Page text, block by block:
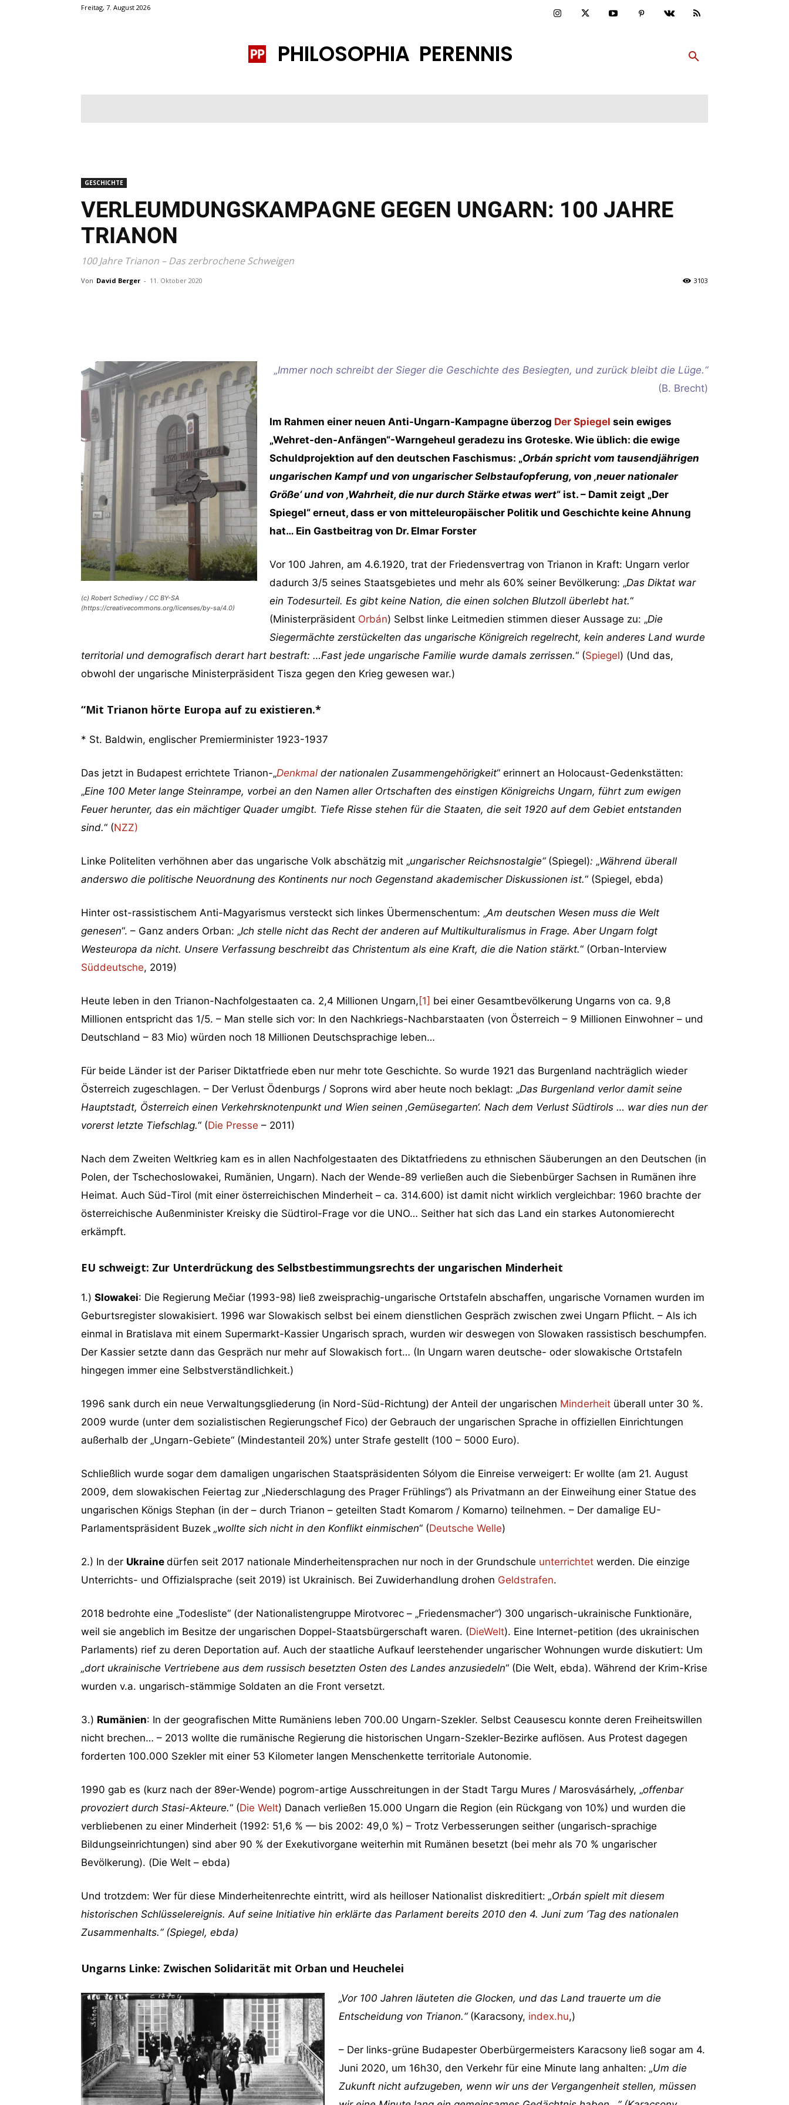
Freitag, 7. August 2026
PHILOSOPHIA PERENNIS
GESCHICHTE
VERLEUMDUNGSKAMPAGNE GEGEN UNGARN: 100 JAHRE
TRIANON
100 Jahre Trianon – Das zerbrochene Schweigen
Von David Berger - 11. Oktober 2020 3103
(c) Robert Schediwy / CC BY-SA
(https://creativecommons.org/licenses/by-sa/4.0)
„Immer noch schreibt der Sieger die Geschichte des Besiegten, und zurück bleibt die Lüge.“
(B. Brecht)
Im Rahmen einer neuen Anti-Ungarn-Kampagne überzog Der Spiegel sein ewiges
„Wehret-den-Anfängen“-Warngeheul geradezu ins Groteske. Wie üblich: die ewige
Schuldprojektion auf den deutschen Faschismus: „Orbán spricht vom tausendjährigen
ungarischen Kampf und von ungarischer Selbstaufopferung, von ‚neuer nationaler
Größe‘ und von ‚Wahrheit, die nur durch Stärke etwas wert“ ist. – Damit zeigt „Der
Spiegel“ erneut, dass er von mitteleuropäischer Politik und Geschichte keine Ahnung
hat… Ein Gastbeitrag von Dr. Elmar Forster
Vor 100 Jahren, am 4.6.1920, trat der Friedensvertrag von Trianon in Kraft: Ungarn verlor
dadurch 3/5 seines Staatsgebietes und mehr als 60% seiner Bevölkerung: „Das Diktat war
ein Todesurteil. Es gibt keine Nation, die einen solchen Blutzoll überlebt hat.“
(Ministerpräsident Orbán) Selbst linke Leitmedien stimmen dieser Aussage zu: „Die
Siegermächte zerstückelten das ungarische Königreich regelrecht, kein anderes Land wurde
territorial und demografisch derart hart bestraft: …Fast jede ungarische Familie wurde damals zerrissen.“ (Spiegel) (Und das,
obwohl der ungarische Ministerpräsident Tisza gegen den Krieg gewesen war.)
“Mit Trianon hörte Europa auf zu existieren.*
* St. Baldwin, englischer Premierminister 1923-1937
Das jetzt in Budapest errichtete Trianon-„Denkmal der nationalen Zusammengehörigkeit“ erinnert an Holocaust-Gedenkstätten:
„Eine 100 Meter lange Steinrampe, vorbei an den Namen aller Ortschaften des einstigen Königreichs Ungarn, führt zum ewigen
Feuer herunter, das ein mächtiger Quader umgibt. Tiefe Risse stehen für die Staaten, die seit 1920 auf dem Gebiet entstanden
sind.“ (NZZ)
Linke Politeliten verhöhnen aber das ungarische Volk abschätzig mit „ungarischer Reichsnostalgie“(Spiegel): „Während überall
anderswo die politische Neuordnung des Kontinents nur noch Gegenstand akademischer Diskussionen ist.“ (Spiegel, ebda)
Hinter ost-rassistischem Anti-Magyarismus versteckt sich linkes Übermenschentum: „Am deutschen Wesen muss die Welt
genesen“. – Ganz anders Orban: „Ich stelle nicht das Recht der anderen auf Multikulturalismus in Frage. Aber Ungarn folgt
Westeuropa da nicht. Unsere Verfassung beschreibt das Christentum als eine Kraft, die die Nation stärkt.“ (Orban-Interview
Süddeutsche, 2019)
Heute leben in den Trianon-Nachfolgestaaten ca. 2,4 Millionen Ungarn, [1] bei einer Gesamtbevölkerung Ungarns von ca. 9,8
Millionen entspricht das 1/5. – Man stelle sich vor: In den Nachkriegs-Nachbarstaaten (von Österreich – 9 Millionen Einwohner – und
Deutschland – 83 Mio) würden noch 18 Millionen Deutschsprachige leben…
Für beide Länder ist der Pariser Diktatfriede eben nur mehr tote Geschichte. So wurde 1921 das Burgenland nachträglich wieder
Österreich zugeschlagen. – Der Verlust Ödenburgs / Soprons wird aber heute noch beklagt: „Das Burgenland verlor damit seine
Hauptstadt, Österreich einen Verkehrsknotenpunkt und Wien seinen ‚Gemüsegarten‘. Nach dem Verlust Südtirols … war dies nun der
vorerst letzte Tiefschlag.“ (Die Presse – 2011)
Nach dem Zweiten Weltkrieg kam es in allen Nachfolgestaaten des Diktatfriedens zu ethnischen Säuberungen an den Deutschen (in
Polen, der Tschechoslowakei, Rumänien, Ungarn). Nach der Wende-89 verließen auch die Siebenbürger Sachsen in Rumänen ihre
Heimat. Auch Süd-Tirol (mit einer österreichischen Minderheit – ca. 314.600) ist damit nicht wirklich vergleichbar: 1960 brachte der
österreichische Außenminister Kreisky die Südtirol-Frage vor die UNO… Seither hat sich das Land ein starkes Autonomierecht
erkämpft.
EU schweigt: Zur Unterdrückung des Selbstbestimmungsrechts der ungarischen Minderheit
1.) Slowakei: Die Regierung Mečiar (1993-98) ließ zweisprachig-ungarische Ortstafeln abschaffen, ungarische Vornamen wurden im
Geburtsregister slowakisiert. 1996 war Slowakisch selbst bei einem dienstlichen Gespräch zwischen zwei Ungarn Pflicht. – Als ich
einmal in Bratislava mit einem Supermarkt-Kassier Ungarisch sprach, wurden wir deswegen von Slowaken rassistisch beschumpfen.
Der Kassier setzte dann das Gespräch nur mehr auf Slowakisch fort… (In Ungarn waren deutsche- oder slowakische Ortstafeln
hingegen immer eine Selbstverständlichkeit.)
1996 sank durch ein neue Verwaltungsgliederung (in Nord-Süd-Richtung) der Anteil der ungarischen Minderheit überall unter 30 %.
2009 wurde (unter dem sozialistischen Regierungschef Fico) der Gebrauch der ungarischen Sprache in offiziellen Einrichtungen
außerhalb der „Ungarn-Gebiete“ (Mindestanteil 20%) unter Strafe gestellt (100 – 5000 Euro).
Schließlich wurde sogar dem damaligen ungarischen Staatspräsidenten Sólyom die Einreise verweigert: Er wollte (am 21. August
2009, dem slowakischen Feiertag zur „Niederschlagung des Prager Frühlings“) als Privatmann an der Einweihung einer Statue des
ungarischen Königs Stephan (in der – durch Trianon – geteilten Stadt Komarom / Komarno) teilnehmen. – Der damalige EU-
Parlamentspräsident Buzek „wollte sich nicht in den Konflikt einmischen“ (Deutsche Welle)
2.) In der Ukraine dürfen seit 2017 nationale Minderheitensprachen nur noch in der Grundschule unterrichtet werden. Die einzige
Unterrichts- und Offizialsprache (seit 2019) ist Ukrainisch. Bei Zuwiderhandlung drohen Geldstrafen.
2018 bedrohte eine „Todesliste“ (der Nationalistengruppe Mirotvorec – „Friedensmacher“) 300 ungarisch-ukrainische Funktionäre,
weil sie angeblich im Besitze der ungarischen Doppel-Staatsbürgerschaft waren. (DieWelt). Eine Internet-petition (des ukrainischen
Parlaments) rief zu deren Deportation auf. Auch der staatliche Aufkauf leerstehender ungarischer Wohnungen wurde diskutiert: Um
„dort ukrainische Vertriebene aus dem russisch besetzten Osten des Landes anzusiedeln“ (Die Welt, ebda). Während der Krim-Krise
wurden v.a. ungarisch-stämmige Soldaten an die Front versetzt.
3.) Rumänien: In der geografischen Mitte Rumäniens leben 700.00 Ungarn-Szekler. Selbst Ceausescu konnte deren Freiheitswillen
nicht brechen… – 2013 wollte die rumänische Regierung die historischen Ungarn-Szekler-Bezirke auflösen. Aus Protest dagegen
forderten 100.000 Szekler mit einer 53 Kilometer langen Menschenkette territoriale Autonomie.
1990 gab es (kurz nach der 89er-Wende) pogrom-artige Ausschreitungen in der Stadt Targu Mures / Marosvásárhely, „offenbar
provoziert durch Stasi-Akteure.“ (Die Welt) Danach verließen 15.000 Ungarn die Region (ein Rückgang von 10%) und wurden die
verbliebenen zu einer Minderheit (1992: 51,6 % — bis 2002: 49,0 %) – Trotz Verbesserungen seither (ungarisch-sprachige
Bildungseinrichtungen) sind aber 90 % der Exekutivorgane weiterhin mit Rumänen besetzt (bei mehr als 70 % ungarischer
Bevölkerung). (Die Welt – ebda)
Und trotzdem: Wer für diese Minderheitenrechte eintritt, wird als heilloser Nationalist diskreditiert: „Orbán spielt mit diesem
historischen Schlüsselereignis. Auf seine Initiative hin erklärte das Parlament bereits 2010 den 4. Juni zum ’Tag des nationalen
Zusammenhalts.“ (Spiegel, ebda)
Ungarns Linke: Zwischen Solidarität mit Orban und Heuchelei
„Vor 100 Jahren läuteten die Glocken, und das Land trauerte um die
Entscheidung von Trianon.“ (Karacsony, index.hu,)
– Der links-grüne Budapester Oberbürgermeisters Karacsony ließ sogar am 4.
Juni 2020, um 16h30, den Verkehr für eine Minute lang anhalten: „Um die
Zukunft nicht aufzugeben, wenn wir uns der Vergangenheit stellen, müssen